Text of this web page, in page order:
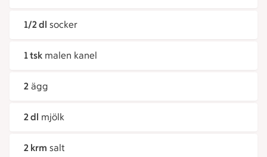
1/2 dl socker
1 tsk malen kanel
2 ägg
2 dl mjölk
2 krm salt